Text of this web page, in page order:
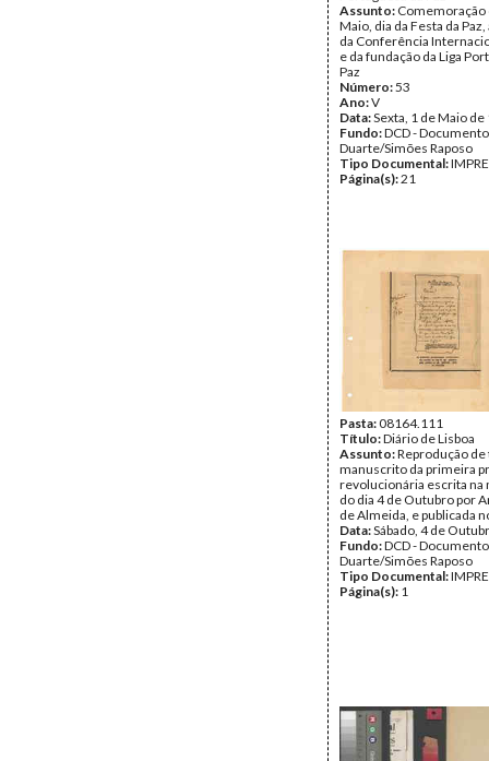
Assunto: Comemoração
Maio, dia da Festa da
da Conferência
e da fundação da Liga
Paz
Número:53
Ano:V
Data:Sexta, 1 de Maio de
Fundo:DCD -
Duarte/Simões Raposo
Tipo Documental:
Página(s):21
Pasta:08164.111
Título:Diário de Lisboa
Assunto:Reprodução
manuscrito da primeira
revolucionária escrita na
do dia 4 de Outubro por
de Almeida, e publicada
Data:Sábado, 4 de
Fundo:DCD -
Duarte/Simões Raposo
Tipo Documental:
Página(s): 1